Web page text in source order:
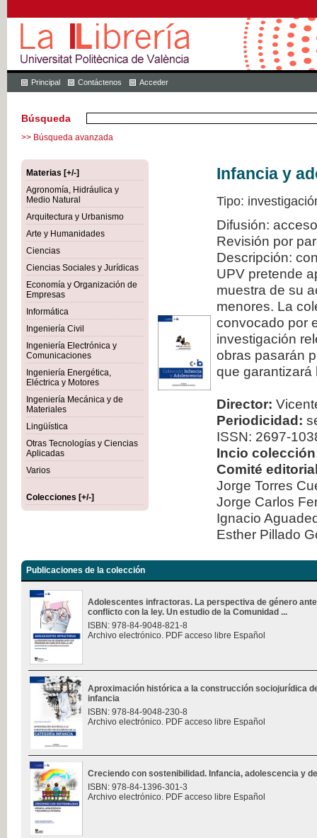
Principal Contáctenos Acceder
Búsqueda
>> Búsqueda avanzada
Materias [+/-]
Agronomía, Hidráulica y
Medio Natural
Arquitectura y Urbanismo
Arte y Humanidades
Ciencias
Ciencias Sociales y Jurídicas
Economía y Organización de
Empresas
Informática
Ingeniería Civil
Ingeniería Electrónica y
Comunicaciones
Ingeniería Energética,
Eléctrica y Motores
Ingeniería Mecánica y de
Materiales
Lingüística
Otras Tecnologías y Ciencias
Aplicadas
Varios
Colecciones [+/-]
Infancia y
Tipo:
Difusión:
Revisión por
Descripción:
UPV pretende
muestra de su
menores. La
convocado por
investigación
obras pasarán
que garantizará
Director:
Periodicidad:
ISSN: 2697-
Incio
Comité
Jorge Torres
Jorge Carlos
Ignacio
Esther Pillado
Publicaciones de la colección
Adolescentes infractoras. La perspectiva de género
conflicto con la ley. Un estudio de la Comunidad ...
ISBN: 978-84-9048-821-8
Archivo electrónico. PDF acceso libre Español
Aproximación histórica a la construcción sociojurídica
infancia
ISBN: 978-84-9048-230-8
Archivo electrónico. PDF acceso libre Español
Creciendo con sostenibilidad. Infancia, adolescencia y
ISBN: 978-84-1396-301-3
Archivo electrónico. PDF acceso libre Español